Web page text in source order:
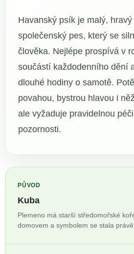
Havanský psík je malý, hravý
společenský pes, který se
člověka. Nejlépe prospívá v
součástí každodenního dění
dlouhé hodiny o samotě.
povahou, bystrou hlavou i
ale vyžaduje pravidelnou
pozornosti.
PŮVOD
Kuba
Plemeno má starší středomořské
domovem a symbolem se stala právě